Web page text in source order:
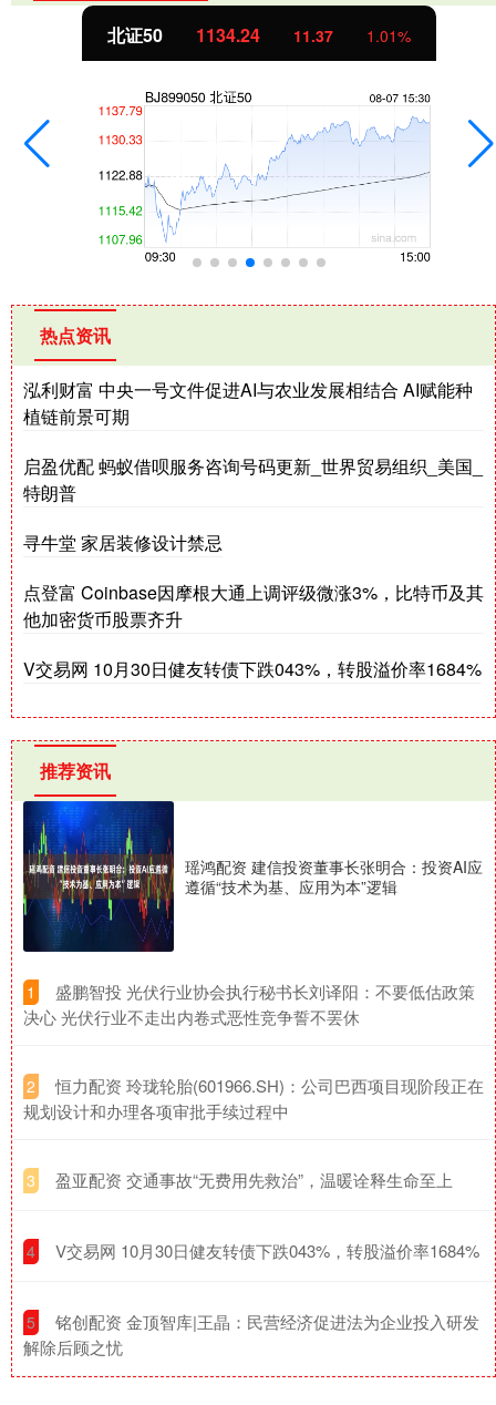
北证50 1134.24 11.37 1.01%
热点资讯
泓利财富 中央一号文件促进AI与农业发展相结合 AI赋能种
植链前景可期
启盈优配 蚂蚁借呗服务咨询号码更新_世界贸易组织_美国_
特朗普
寻牛堂 家居装修设计禁忌
点登富 Coinbase因摩根大通上调评级微涨3%，比特币及其
他加密货币股票齐升
V交易网 10月30日健友转债下跌043%，转股溢价率1684%
推荐资讯
瑶鸿配资 建信投资董事长张明合：投资AI应
遵循“技术为基、应用为本”逻辑
1
​盛鹏智投 光伏行业协会执行秘书长刘译阳：不要低估政策
决心 光伏行业不走出内卷式恶性竞争誓不罢休
2
​恒力配资 玲珑轮胎(601966.SH)：公司巴西项目现阶段正在
规划设计和办理各项审批手续过程中
3 ​盈亚配资 交通事故“无费用先救治”，温暖诠释生命至上
4 ​V交易网 10月30日健友转债下跌043%，转股溢价率1684%
5
​铭创配资 金顶智库|王晶：民营经济促进法为企业投入研发
解除后顾之忧